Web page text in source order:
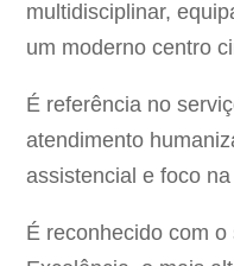
multidisciplinar,
um moderno centro
É referência no
atendimento
assistencial e foco
É reconhecido com